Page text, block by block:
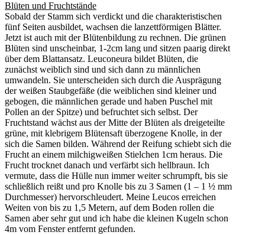
Blüten und Fruchtstände
Sobald der Stamm sich verdickt und die charakteristischen
fünf Seiten ausbildet, wachsen die lanzettförmigen Blätter.
Jetzt ist auch mit der Blütenbildung zu rechnen. Die grünen
Blüten sind unscheinbar, 1-2cm lang und sitzen paarig direkt
über dem Blattansatz. Leuconeura bildet Blüten, die
zunächst weiblich sind und sich dann zu männlichen
umwandeln. Sie unterscheiden sich durch die Ausprägung
der weißen Staubgefäße (die weiblichen sind kleiner und
gebogen, die männlichen gerade und haben Puschel mit
Pollen an der Spitze) und befruchtet sich selbst. Der
Fruchtstand wächst aus der Mitte der Blüten als dreigeteilte
grüne, mit klebrigem Blütensaft überzogene Knolle, in der
sich die Samen bilden. Während der Reifung schiebt sich die
Frucht an einem milchigweißen Stielchen 1cm heraus. Die
Frucht trocknet danach und verfärbt sich hellbraun. Ich
vermute, dass die Hülle nun immer weiter schrumpft, bis sie
schließlich reißt und pro Knolle bis zu 3 Samen (1 – 1 ½ mm
Durchmesser) hervorschleudert. Meine Leucos erreichen
Weiten von bis zu 1,5 Metern, auf dem Boden rollen die
Samen aber sehr gut und ich habe die kleinen Kugeln schon
4m vom Fenster entfernt gefunden.